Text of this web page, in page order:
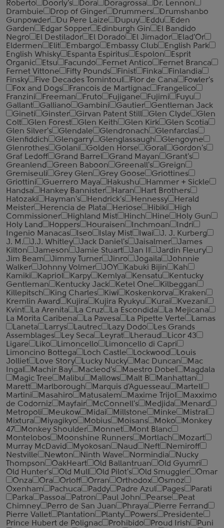
Roberto
Doorly's Dora Doragrossa
Dr. Lennon
Drambuie
Drop of Ginger Drummers
Drumshanbo
Gunpowder
Du Pere Laize Dupuy Eddu
Eden
Garden
Edgar Sopper Edinburgh Gin
El Bandido
Negro
El Destilador El Dorado El Jimador
Elad'Or
Eldermen
Elit Embargo Embassy Club
English Park
English Whisky
Espanta Espiritus Espolon
Esprit
Organic
Etsu Facundo Fernet Antico
Fernet Branca
Fernet Vittone
Fifty Pounds Finist Finka
Finlandia
Finsky
Five Decades Tomintoul Flor de Cana
Fowler's
Fox and Dogs
Francois de Martignac
Frangelico
Franzini
Freeman Fruto Fujigane Fujimi
Fuyu
Gallant
Galliano Gambini Gautier
Gentleman Jack
Gineti
Ginster Girvan Patent Still Glen Clyde
Glen
Colt
Glen Forest Glen Keith Glen Kirk
Glen Scotia
Glen Silver's
Glendale Glendronach
Glenfarclas
Glenfiddich
Glengarry Glenglassaugh
Glengoyne
Glenrothes
Golani Golden Horse Goral
Gordon's
Graf Ledoff
Grand Barrel Grand Mayan
Grant's
Greanlend
Green Baboon Greenall's
Greign
Gremiseuli
Grey Glen Grey Goose
Griottines
Griottini
Guerrero Maya Hakushu
Hammer + Sickle
Handsa
Hankey Bannister Haran
Hart Brothers
Hatozaki
Hayman's Hendrick's Hennessy
Herald
Meister
Herencia de Plata Heriose Hibiki
High
Commissioner
Highland Mist Hinch Hine
Holy Gun
Holy Land
Hoppers Houraisen Inchmoan
Indri
Ingenio Manacas
Iseo Islay Mist Iwai
J. J. Kurberg
J. M.
J.J. Whitley Jack Daniel's Jaisalmer
James
Kilton
Jameson Jamie Stuart Jan II
Jardin Fleury
Jim Beam
Jimmy Turner Jinro Jogaila
Johnnie
Walker
Johnny Volmer JOY Kabuki Bijin
Kah
Kamiki
Kapriol Karpy Kemlya Kensatu
Kentucky
Gentleman
Kentucky Jack Ketel One
Kilbeggan
Killepitsch
King Charles Kiwi Koskenkorva
Kraken
Kremlin Award
Kujira Kujira Ryukyu Kurai
Kvezani
Kvint
La Arenita La Cruz La Escondida
La Mejicana
La Morita Caribena
La Pavesa La Pipette Verte
Lamas
Laneta
Larrys Lautrec Lazy Dodo
Les Grands
Assemblages
Ley Seca Leyrat Lheraud
Licor 43
Ligare
Liko Limoncello
Limoncello di Capri
Limoncino Bottega
Loch Castle Lockwood
Louis
Jolliet
Love Story Lucky Nucky Mac Duncan
Mac
Ingal
Machir Bay Macleod's Maestro Dobel
Magdala
Magic Tree
Malibu Mallows Malt B
Manhattan
Marett
Marlborough Marquis d'Aguesseau
Martell
Martini
Masahiro Matusalem Maxime Trijol
Maxximo
de Codorniz
Mayfair McConnell's Medjida
Menard
Metropoli
Meukow Midai Millstone Minke
Mistral
Mixtura
Miyagikyo Mobius Moisans Moko
Monkey
47
Monkey Shoulder Monnet
Mont Blanc
Montelobos
Moonshine Runners Mortlach
Mozart
Murray McDavid
Myokosan Naud Neft
Nemiroff
Nestville
Newton Ninth Wave Normindia
Nucky
Thompson
OakHeart Old Ballantruan
Old Gyumri
Old Hunter's
Old Mull Old Pilot's Old Smuggler
Omar
Onza
Ora Orloff Orran Orthodox
Osmoz
Oxenham
Pachuca Paddy Padre Azul Pages
Parati
Parka
Passoa Patron Paul John Pearse
Peat
Chimney
Perro de San Juan Phraya
Pierre Ferrand
Pierre Vallet
Plantation Planty Powers
Presidente
Prince Hubert de Polignac
Prohibido Proud Irish
Puni